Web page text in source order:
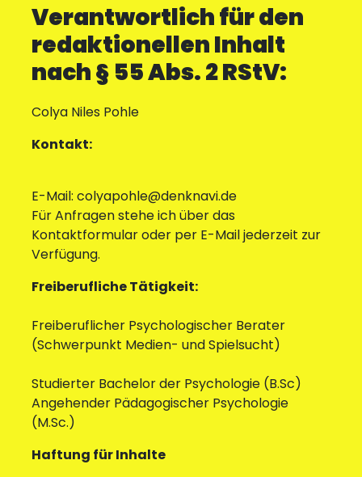
Verantwortlich für den
redaktionellen Inhalt
nach § 55 Abs. 2 RStV:
Colya Niles Pohle
Kontakt:
E-Mail: colyapohle@denknavi.de
Für Anfragen stehe ich über das
Kontaktformular oder per E-Mail jederzeit zur
Verfügung.
Freiberufliche Tätigkeit:
Freiberuflicher Psychologischer Berater
(Schwerpunkt Medien- und Spielsucht)
Studierter Bachelor der Psychologie (B.Sc)
Angehender Pädagogischer Psychologie
(M.Sc.)
Haftung für Inhalte